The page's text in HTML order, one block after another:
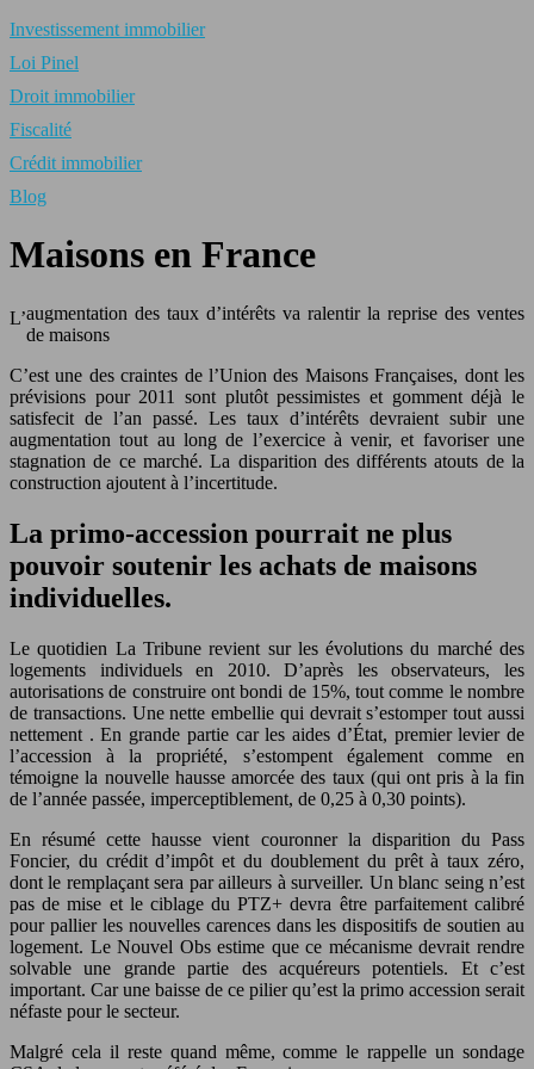
Investissement immobilier
Loi Pinel
Droit immobilier
Fiscalité
Crédit immobilier
Blog
Maisons en France
L’augmentation des taux d’intérêts va ralentir la reprise des ventes
de maisons
C’est une des craintes de l’Union des Maisons Françaises, dont les
prévisions pour 2011 sont plutôt pessimistes et gomment déjà le
satisfecit de l’an passé. Les taux d’intérêts devraient subir une
augmentation tout au long de l’exercice à venir, et favoriser une
stagnation de ce marché. La disparition des différents atouts de la
construction ajoutent à l’incertitude.
La primo-accession pourrait ne plus
pouvoir soutenir les achats de maisons
individuelles.
Le quotidien La Tribune revient sur les évolutions du marché des
logements individuels en 2010. D’après les observateurs, les
autorisations de construire ont bondi de 15%, tout comme le nombre
de transactions. Une nette embellie qui devrait s’estomper tout aussi
nettement . En grande partie car les aides d’État, premier levier de
l’accession à la propriété, s’estompent également comme en
témoigne la nouvelle hausse amorcée des taux (qui ont pris à la fin
de l’année passée, imperceptiblement, de 0,25 à 0,30 points).
En résumé cette hausse vient couronner la disparition du Pass
Foncier, du crédit d’impôt et du doublement du prêt à taux zéro,
dont le remplaçant sera par ailleurs à surveiller. Un blanc seing n’est
pas de mise et le ciblage du PTZ+ devra être parfaitement calibré
pour pallier les nouvelles carences dans les dispositifs de soutien au
logement. Le Nouvel Obs estime que ce mécanisme devrait rendre
solvable une grande partie des acquéreurs potentiels. Et c’est
important. Car une baisse de ce pilier qu’est la primo accession serait
néfaste pour le secteur.
Malgré cela il reste quand même, comme le rappelle un sondage